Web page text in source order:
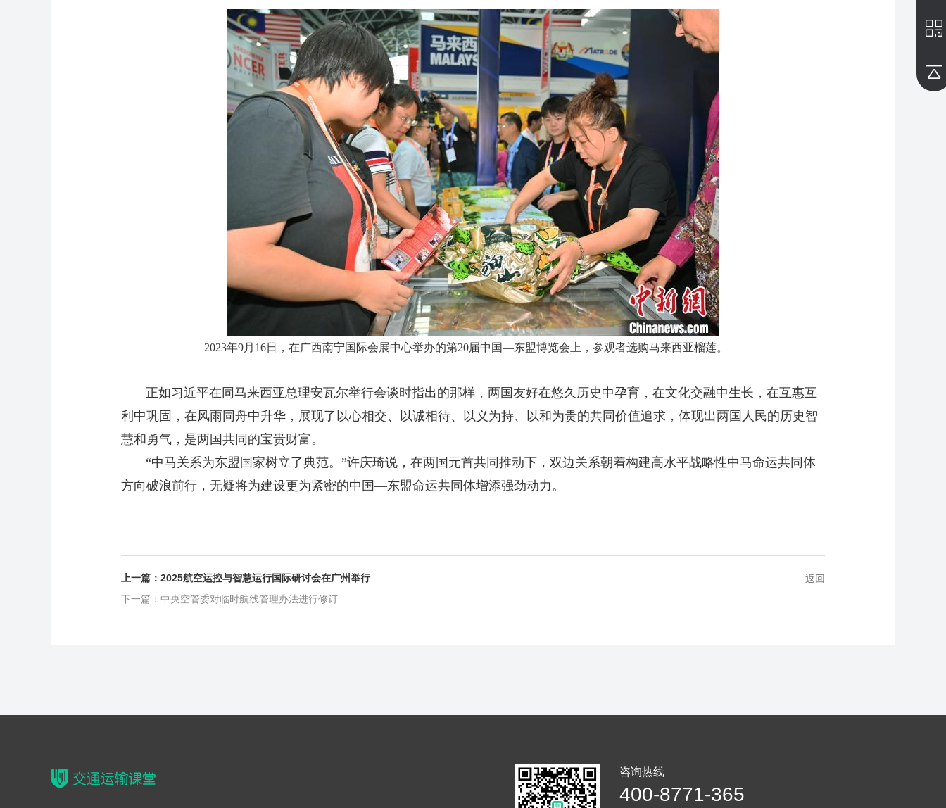
2023年9月16日，在广西南宁国际会展中心举办的第20届中国—东盟博览会上，参观者选购马来西亚榴莲。
正如习近平在同马来西亚总理安瓦尔举行会谈时指出的那样，两国友好在悠久历史中孕育，在文化交融中生长，在互惠互
利中巩固，在风雨同舟中升华，展现了以心相交、以诚相待、以义为持、以和为贵的共同价值追求，体现出两国人民的历史智
慧和勇气，是两国共同的宝贵财富。
“中马关系为东盟国家树立了典范。”许庆琦说，在两国元首共同推动下，双边关系朝着构建高水平战略性中马命运共同体
方向破浪前行，无疑将为建设更为紧密的中国—东盟命运共同体增添强劲动力。
上一篇：2025航空运控与智慧运行国际研讨会在广州举行
下一篇：中央空管委对临时航线管理办法进行修订
返回
咨询热线
400-8771-365